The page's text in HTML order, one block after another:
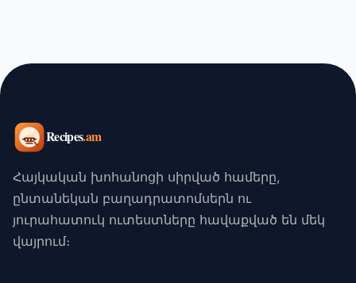
Հայկական խոհանոցի սիրված համերը,
ընտանեկան բաղադրատոմսերն ու
յուրահատուկ ուտեստները հավաքված են մեկ
վայրում։